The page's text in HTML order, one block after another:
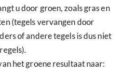
u door groen, zoals gras en
(tegels vervangen door
of andere tegels is dus niet
het groene resultaat naar: